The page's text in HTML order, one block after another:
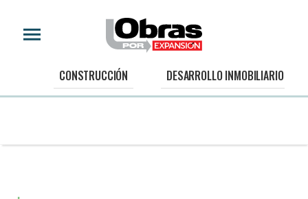
CONSTRUCCIÓN DESARROLLO INMOBILIARIO